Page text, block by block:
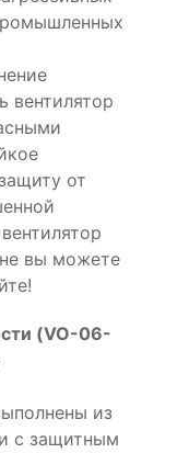
вентилятор
от
вы можете
(VO-06-
из
с защитным